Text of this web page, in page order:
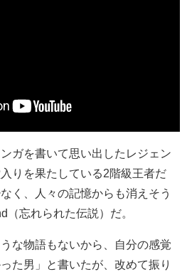
ガを書いて思い出したレジェン
りを果たしている2階級王者だ
く、人々の記憶からも消えそう
（忘れられた伝説）だ。
な物語もないから、自分の感覚
た男」と書いたが、改めて振り